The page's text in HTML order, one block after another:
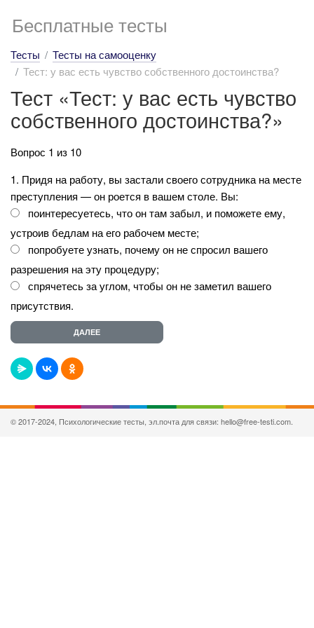
Бесплатные тесты
Тесты
Тесты на самооценку
Тест: у вас есть чувство собственного достоинства?
Тест «Тест: у вас есть чувство
собственного достоинства?»
Вопрос 1 из 10
1. Придя на работу, вы застали своего сотрудника на месте
преступления — он роется в вашем столе. Вы:
поинтересуетесь, что он там забыл, и поможете ему,
устроив бедлам на его рабочем месте;
попробуете узнать, почему он не спросил вашего
разрешения на эту процедуру;
спрячетесь за углом, чтобы он не заметил вашего
присутствия.
© 2017-2024, Психологические тесты, эл.почта для связи: hello@free-testi.com.